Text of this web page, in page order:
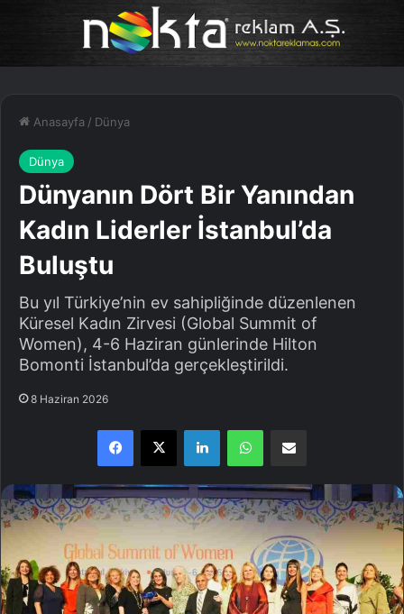
Anasayfa / Dünya
Dünya
Dünyanın Dört Bir Yanından
Kadın Liderler İstanbul’da
Buluştu
Bu yıl Türkiye’nin ev sahipliğinde düzenlenen
Küresel Kadın Zirvesi (Global Summit of
Women), 4-6 Haziran günlerinde Hilton
Bomonti İstanbul’da gerçekleştirildi.
8 Haziran 2026